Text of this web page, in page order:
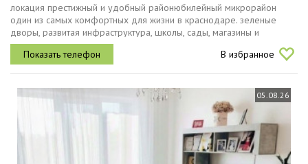
локация престижный и удобный районюбилейный микрорайон
один из самых комфортных для жизни в краснодаре. зеленые
дворы, развитая инфраструктура, школы, сады, магазины и
спортивные площадки в шаговой доступности. при этом район
имеет удобные выезды...
В избранное
05.08.26